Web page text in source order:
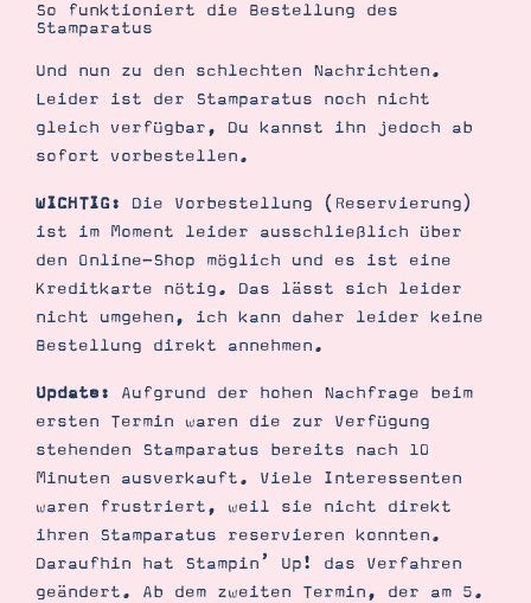
So funktioniert die Bestellung des
Stamparatus
Und nun zu den schlechten Nachrichten.
Leider ist der Stamparatus noch nicht
gleich verfügbar, Du kannst ihn jedoch ab
sofort vorbestellen.
WICHTIG:
Die Vorbestellung (Reservierung)
ist im Moment leider ausschließlich über
den Online-Shop möglich und es ist eine
Kreditkarte nötig. Das lässt sich leider
nicht umgehen, ich kann daher leider keine
Bestellung direkt annehmen.
Update:
Aufgrund der hohen Nachfrage beim
ersten Termin waren die zur Verfügung
stehenden Stamparatus bereits nach 10
Minuten ausverkauft. Viele Interessenten
waren frustriert, weil sie nicht direkt
ihren Stamparatus reservieren konnten.
Daraufhin hat Stampin’ Up! das Verfahren
geändert. Ab dem zweiten Termin, der am 5.